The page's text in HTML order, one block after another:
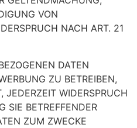
VON
NACH ART. 21
DATEN
ZU BETREIBEN,
JEDERZEIT WIDERSPRUCH
SIE BETREFFENDER
ZUM ZWECKE